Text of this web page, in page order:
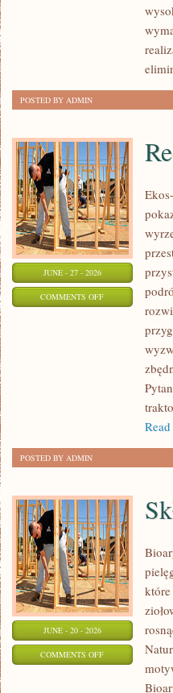
POSTED BY ADMIN
JUNE - 27 - 2026
COMMENTS OFFON
RECYKLING
UPCYKLING
POSTED BY ADMIN
JUNE - 20 - 2026
COMMENTS OFFON
SKŁADNIKI